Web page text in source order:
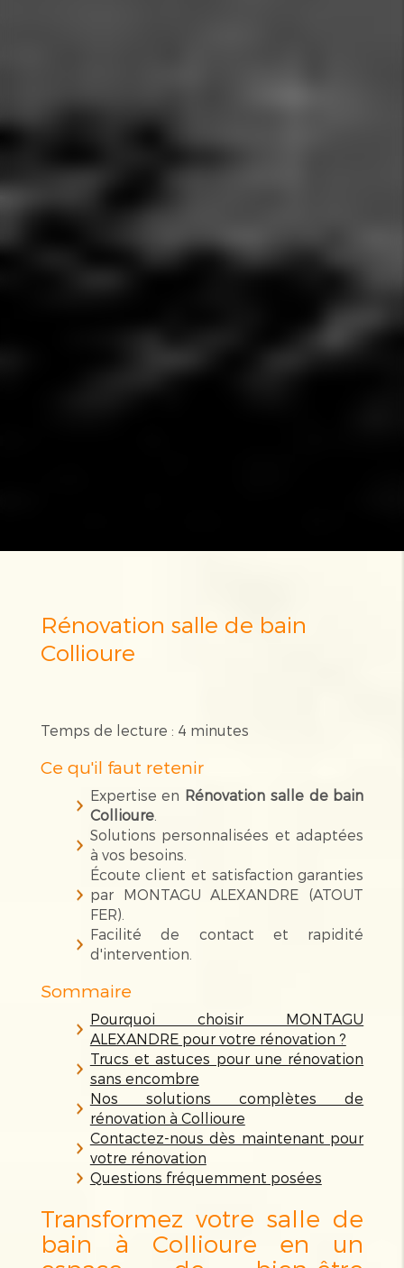
Rénovation salle de bain
Collioure
Temps de lecture : 4 minutes
Ce qu'il faut retenir
Expertise en Rénovation salle de bain
Collioure.
Solutions personnalisées et adaptées
à vos besoins.
Écoute client et satisfaction garanties
par MONTAGU ALEXANDRE (ATOUT
FER).
Facilité de contact et rapidité
d'intervention.
Sommaire
Pourquoi choisir MONTAGU
ALEXANDRE pour votre rénovation ?
Trucs et astuces pour une rénovation
sans encombre
Nos solutions complètes de
rénovation à Collioure
Contactez-nous dès maintenant pour
votre rénovation
Questions fréquemment posées
Transformez votre salle de
bain à Collioure en un